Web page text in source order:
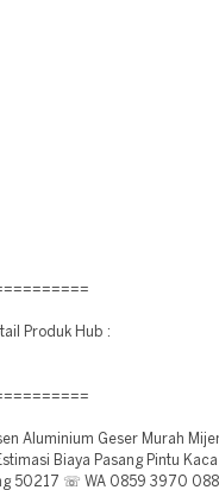
Produk Hub :
Aluminium Geser Murah
Biaya Pasang Pintu Kaca
50217 ☏ WA 0859 3970